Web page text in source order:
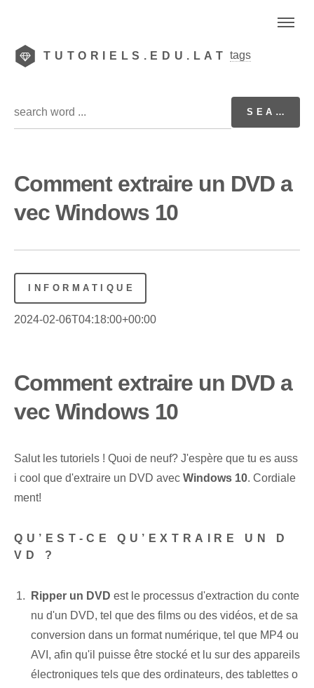
TUTORIELS.EDU.LAT tags
Comment extraire un DVD a
vec Windows 10
INFORMATIQUE
2024-02-06T04:18:00+00:00
Comment extraire un DVD a
vec Windows 10
Salut les tutoriels ! Quoi de neuf? J'espère que tu es auss
i cool que d'extraire un DVD avec Windows 10. Cordiale
ment!
QU’EST-CE QU’EXTRAIRE UN D
VD ?
Ripper un DVD est le processus d'extraction du conte
nu d'un DVD, tel que des films ou des vidéos, et de sa
conversion dans un format numérique, tel que MP4 ou
AVI, afin qu'il puisse être stocké et lu sur des appareils
électroniques tels que des ordinateurs, des tablettes o